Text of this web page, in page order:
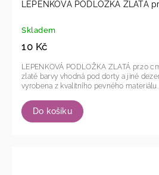
LEPENKOVÁ PODLOŽKA ZLATÁ
Skladem
10 Kč
Do košíku
LEPENKOVÁ PODLOŽKA ZLATÁ pr.20 cm Lepenková
zlaté barvy vhodná pod dorty a jiné dezerty.